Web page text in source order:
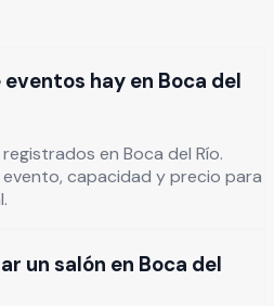
hay en Boca del
en Boca del Río.
capacidad y precio para
un salón en Boca del